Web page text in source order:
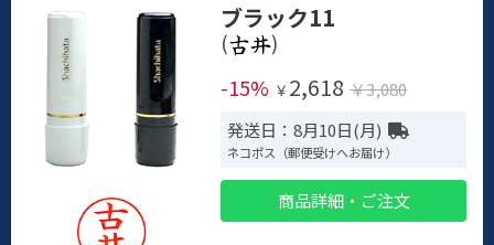
ブラック11
(
)
-15% ￥ 2,618 ￥3,080
発送日：8月10日(月)
ネコポス（郵便受けへお届け）
商品詳細・ご注文